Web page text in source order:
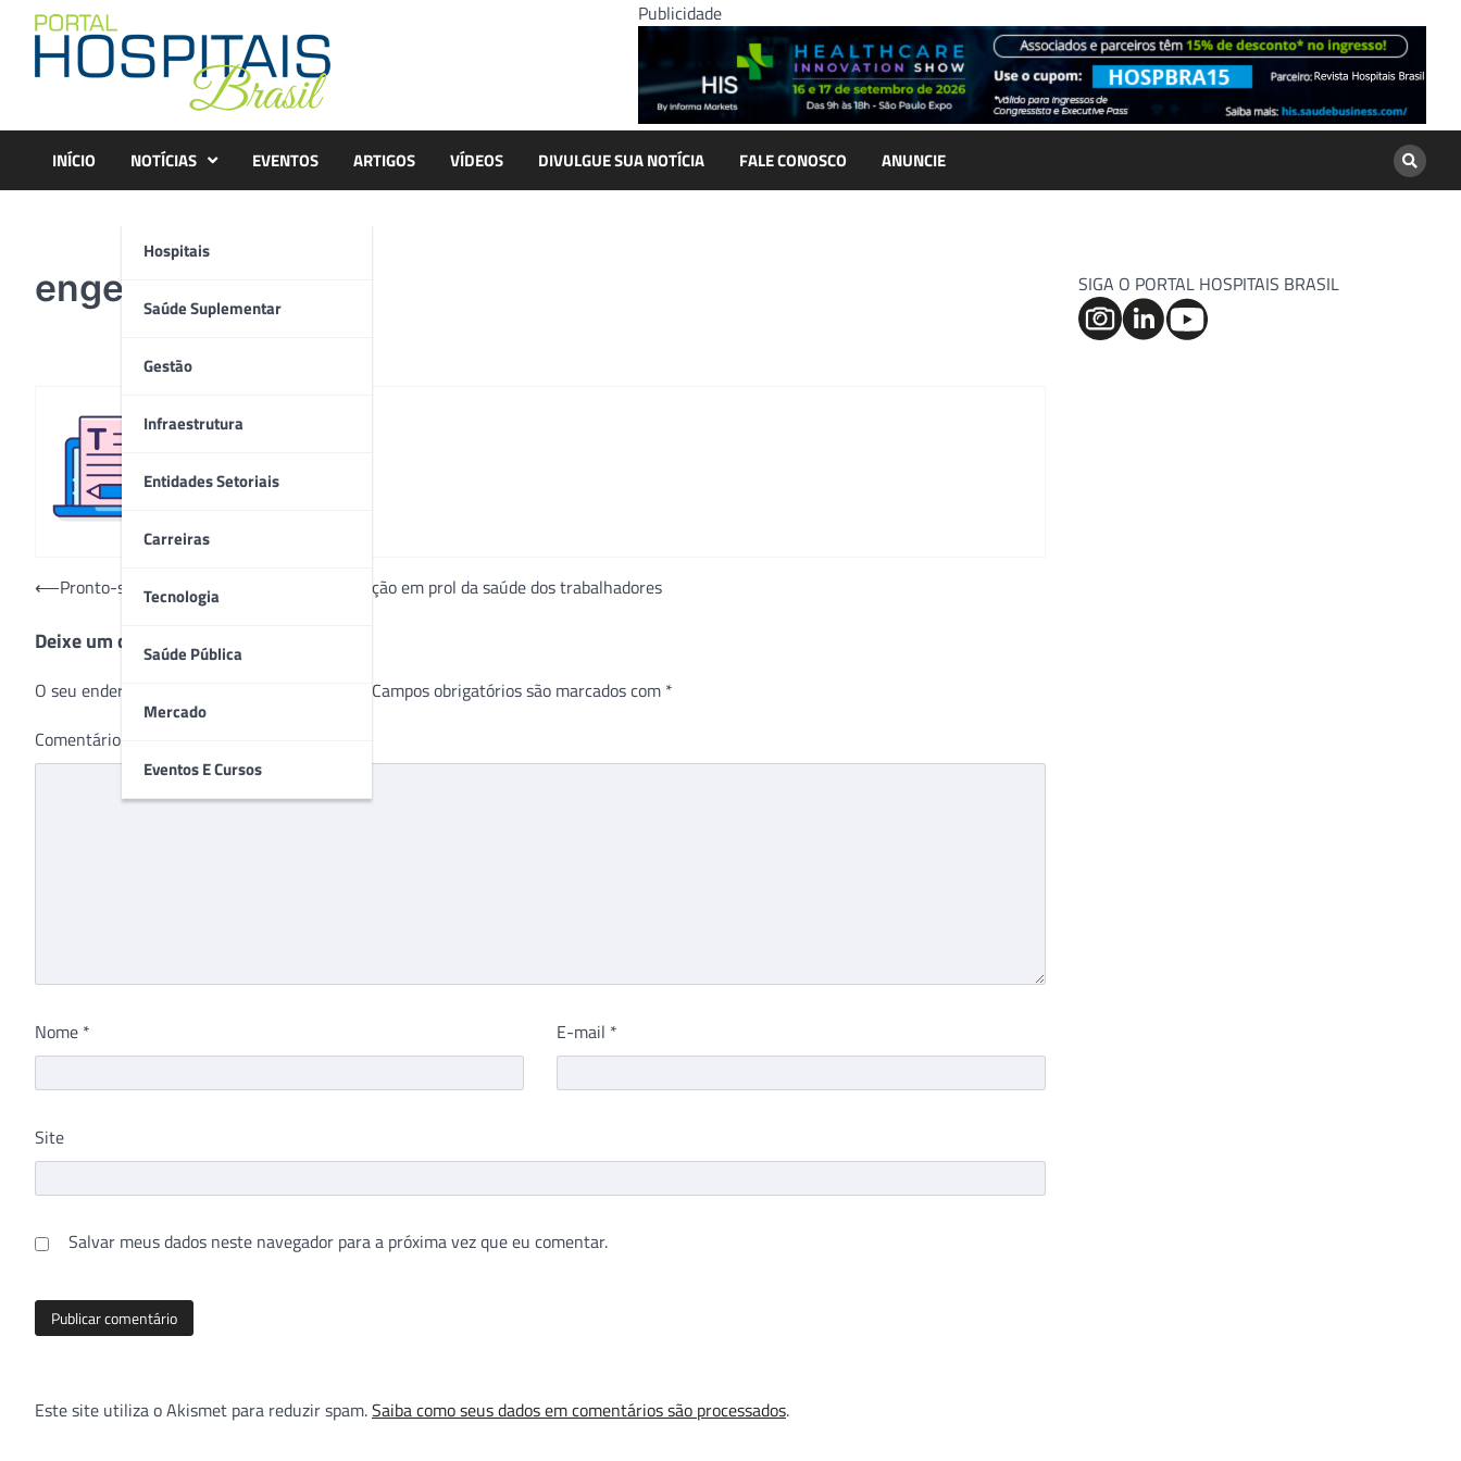
content
Publicidade
INÍCIO NOTÍCIAS
Hospitais
Saúde Suplementar
Gestão
Infraestrutura
Entidades Setoriais
Carreiras
Tecnologia
Saúde Pública
Mercado
Eventos E Cursos
EVENTOS ARTIGOS VÍDEOS DIVULGUE SUA NOTÍCIA FALE CONOSCO ANUNCIE
engenho
Navegação
Post
⟵Pronto-socorro do Engenho Novo realiza ação em prol da saúde dos trabalhadores
Deixe um comentário
O seu endereço de e-mail não será publicado. Campos obrigatórios são marcados com *
Comentário
Nome * E-mail *
Site
Salvar meus dados neste navegador para a próxima vez que eu comentar.
Este site utiliza o Akismet para reduzir spam.Saiba como seus dados em comentários são processados.
SIGA O PORTAL HOSPITAIS BRASIL